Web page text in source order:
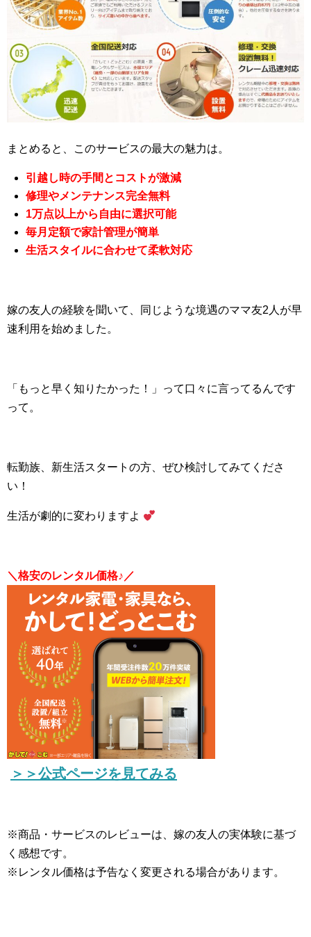
まとめると、このサービスの最大の魅力は。
引越し時の手間とコストが激減
修理やメンテナンス完全無料
1万点以上から自由に選択可能
毎月定額で家計管理が簡単
生活スタイルに合わせて柔軟対応
嫁の友人の経験を聞いて、同じような境遇のママ友2人が早
速利用を始めました。
「もっと早く知りたかった！」って口々に言ってるんです
って。
転勤族、新生活スタートの方、ぜひ検討してみてくださ
い！
生活が劇的に変わりますよ
＼格安のレンタル価格♪／
＞＞公式ページを見てみる
※商品・サービスのレビューは、嫁の友人の実体験に基づ
く感想です。
※レンタル価格は予告なく変更される場合があります。